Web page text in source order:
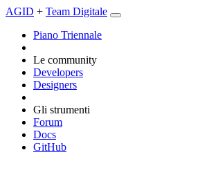
AGID + Team Digitale
Piano Triennale
Le community
Developers
Designers
Gli strumenti
Forum
Docs
GitHub